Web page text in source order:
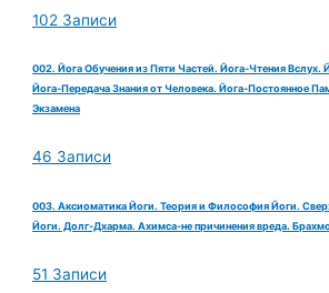
102 Записи
002. Йога Обучения из Пяти Частей. Йога-Чтения Вслух.
Йога-Передача Знания от Человека. Йога-Постоянное
Экзамена
46 Записи
003. Аксиоматика Йоги. Теория и Философия Йоги.
Йоги. Долг-Дхарма. Ахимса-не причинения вреда.
51 Записи